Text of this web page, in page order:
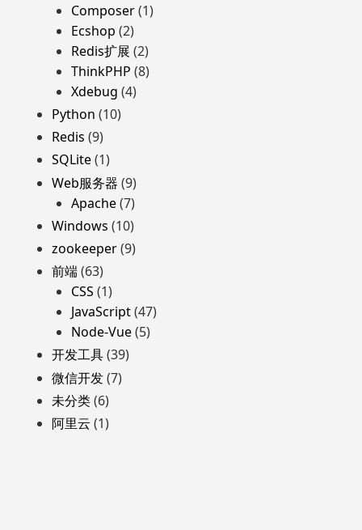
Composer(1)
Ecshop (2)
Redis扩展 (2)
ThinkPHP (8)
Xdebug (4)
Python (10)
Redis (9)
SQLite(1)
Web服务器 (9)
Apache(7)
Windows (10)
zookeeper(9)
前端(63)
CSS (1)
JavaScript(47)
Node-Vue(5)
开发工具(39)
微信开发(7)
未分类(6)
阿里云 (1)